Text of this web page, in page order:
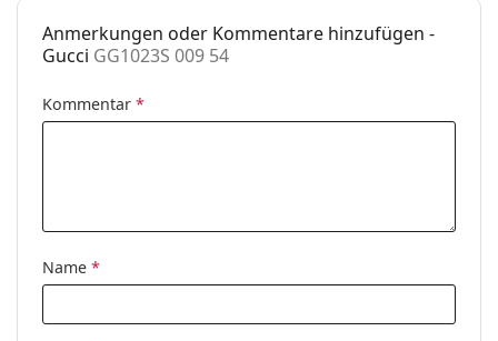
Anmerkungen oder Kommentare hinzufügen -
Gucci GG1023S 009 54
Kommentar *
Name *